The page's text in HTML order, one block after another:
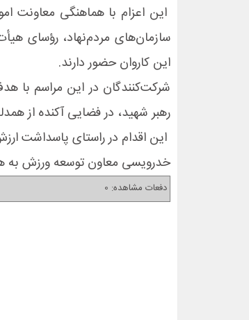
این اعزام با هماهنگی معاونت
سازمان‌های مردم‌نهاد، رؤسای
این کاروان حضور دارند.
شرکت‌کنندگان در این مراسم با
رهبر شهید، در فضایی آکنده از
این اقدام در راستای پاسداشت
خدرویسی معاون توسعه ورزش به
دفعات مشاهده: 0